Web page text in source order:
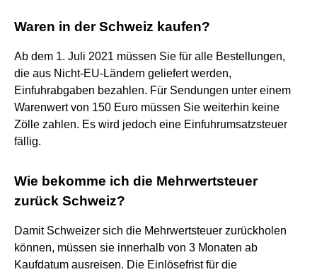
Waren in der Schweiz kaufen?
Ab dem 1. Juli 2021 müssen Sie für alle Bestellungen,
die aus Nicht-EU-Ländern geliefert werden,
Einfuhrabgaben bezahlen. Für Sendungen unter einem
Warenwert von 150 Euro müssen Sie weiterhin keine
Zölle zahlen. Es wird jedoch eine Einfuhrumsatzsteuer
fällig.
Wie bekomme ich die Mehrwertsteuer
zurück Schweiz?
Damit Schweizer sich die Mehrwertsteuer zurückholen
können, müssen sie innerhalb von 3 Monaten ab
Kaufdatum ausreisen. Die Einlösefrist für die